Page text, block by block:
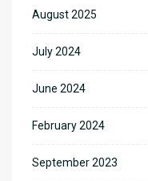
August 2025
July 2024
June 2024
February 2024
September 2023